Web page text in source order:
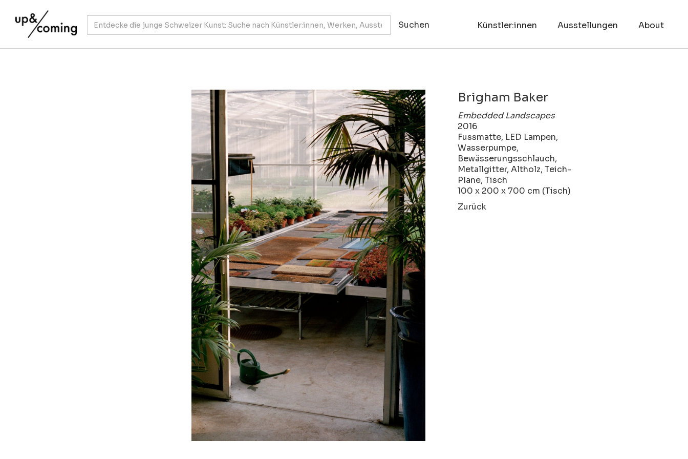
Künstler:innen Ausstellungen About
Brigham Baker
Embedded Landscapes
2016
Fussmatte, LED Lampen,
Wasserpumpe,
Bewässerungsschlauch,
Metallgitter, Altholz, Teich-
Plane, Tisch
100 x 200 x 700 cm (Tisch)
Zurück